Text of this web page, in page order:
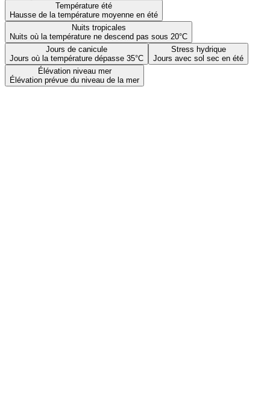
Température été
Hausse de la température moyenne en été
Nuits tropicales
Nuits où la température ne descend pas sous 20°C
Jours de canicule
Jours où la température dépasse 35°C
Stress hydrique
Jours avec sol sec en été
Élévation niveau mer
Élévation prévue du niveau de la mer